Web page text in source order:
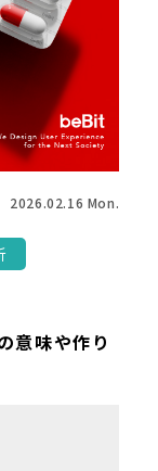
2026.02.16 Mon.
意味や作り